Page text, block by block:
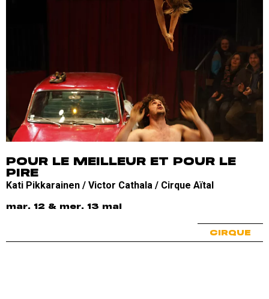
POUR LE MEILLEUR ET POUR LE
PIRE
Kati Pikkarainen / Victor Cathala / Cirque Aïtal
CIRQUE
mar. 12 & mer. 13 mai